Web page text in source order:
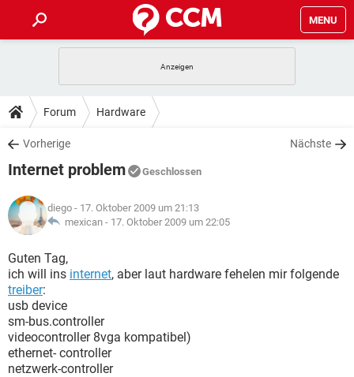
MENU
ANDROID
WINDOWS 10
WHATSAPP TIKTOK
FACEBOOK
TIPPS & TRICKS
SPIELE
WHATSAPP TIKTOK
FACEBOOK
DOWNLOADS
SPIELE STREAMING
ANDROID
WINDOWS 10 INSTAGRAM
WHATSAPP
FACEBOOK HARDWARE
SPIELE STREAMING
ANDROID
WINDOWS 10
WHATSAPP
FACEBOOK
LEXIKON
SPIELE
ANDROID IOS
WINDOWS 10
WHATSAPP TIKTOK
FACEBOOK
Forum Hardware
Vorherige Nächste
Internet problem Geschlossen
diego - 17. Oktober 2009 um 21:13
mexican - 17. Oktober 2009 um 22:05
Guten Tag,
ich will ins internet, aber laut hardware fehelen mir folgende
treiber:
usb device
sm-bus.controller
videocontroller 8vga kompatibel)
ethernet- controller
netzwerk-controller